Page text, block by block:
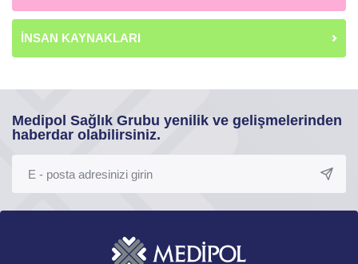
İNSAN KAYNAKLARI
Medipol Sağlık Grubu yenilik ve gelişmelerinden
haberdar olabilirsiniz.